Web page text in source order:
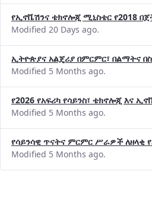
የኢኖቬሽንና ቴክኖሎጂ ሚኒስቴር የ2018
Modified 20 Days ago.
ኢትዮጵያና አልጄሪያ በምርምር፣ በልማትና
Modified 5 Months ago.
የ2026 የአፍሪካ የሳይንስ፣ ቴክኖሎጂ እና
Modified 5 Months ago.
የሳይንሳዊ ጥናትና ምርምር ሥራዎች
Modified 5 Months ago.